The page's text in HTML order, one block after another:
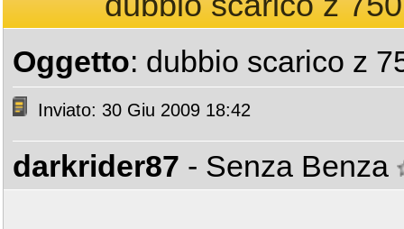
Oggetto: dubbio scarico z
Inviato: 30 Giu 2009 18:42
darkrider87 - Senza Benza